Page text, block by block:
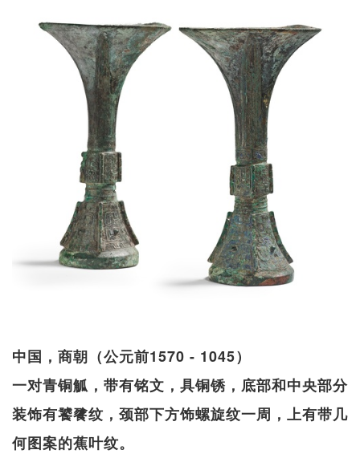
中国，商朝（公元前1570 - 1045）
一对青铜觚，带有铭文，具铜锈，底部和中央部分
装饰有饕餮纹，颈部下方饰螺旋纹一周，上有带几
何图案的蕉叶纹。